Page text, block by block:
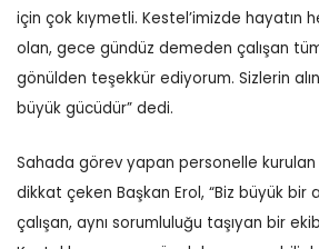
için çok kıymetli. Kestel’imizde hayatın
olan, gece gündüz demeden çalışan
gönülden teşekkür ediyorum. Sizlerin
büyük gücüdür” dedi.
Sahada görev yapan personelle kurulan
dikkat çeken Başkan Erol, “Biz büyük bir
çalışan, aynı sorumluluğu taşıyan bir